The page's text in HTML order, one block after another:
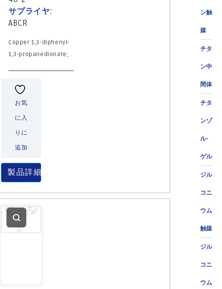
ン触
媒
チタ
ン中
間体
チタ
ンゾ
ル-
ゲル
ジル
コニ
ウム
触媒
ジル
コニ
ウム
サプライヤ:
ABCR
Copper 1,3-diphenyl-
1,3-propanedionate; .
お気
に入
りに
追加
製品詳細